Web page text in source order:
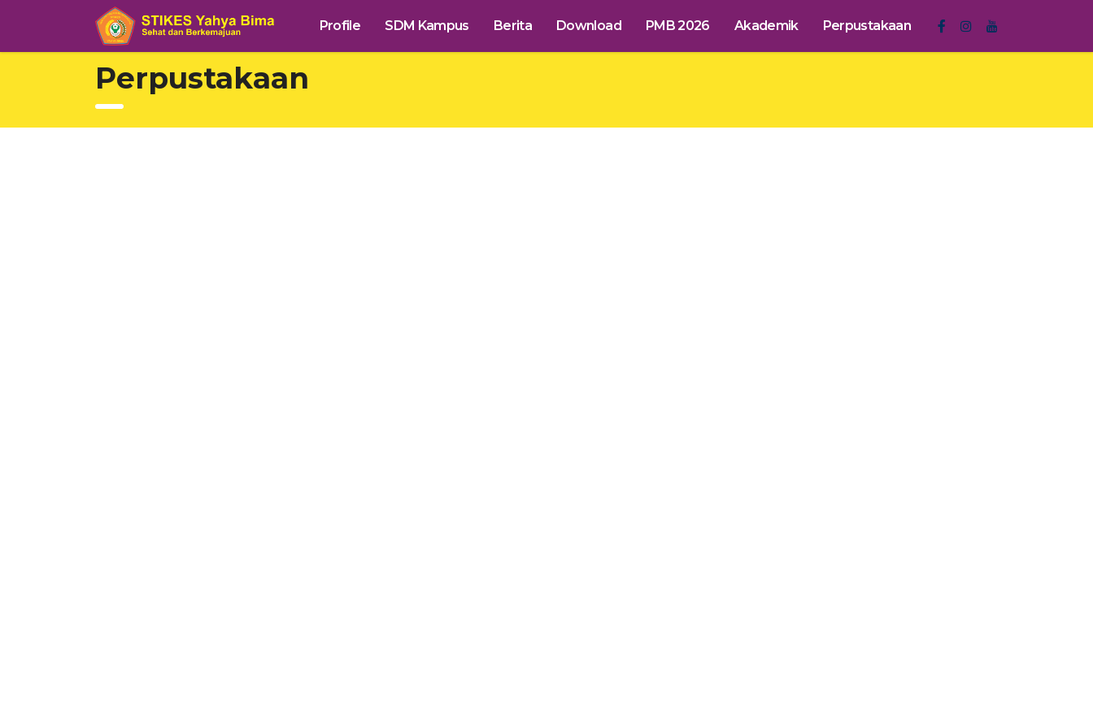
Profile SDM Kampus Berita Download PMB 2026 Akademik Perpustakaan
Perpustakaan